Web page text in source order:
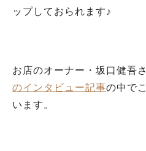
ップしておられます♪
お店のオーナー・坂口健吾
のインタビュー記事の中で
います。